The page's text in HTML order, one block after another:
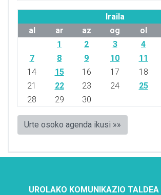
Iraila
al
ar az og ol
1
2 3 4
7
8 9 10 11
14
15 16 17 18
21
22 23 24 25
28
29 30
Urte osoko agenda ikusi »»
UROLAKO KOMUNIKAZIO TALDEA